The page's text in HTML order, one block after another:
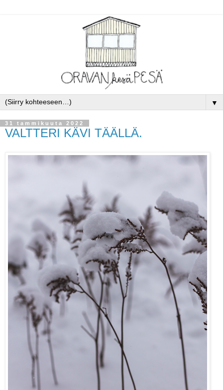
▼
31 tammikuuta 2022
VALTTERI KÄVI TÄÄLLÄ.